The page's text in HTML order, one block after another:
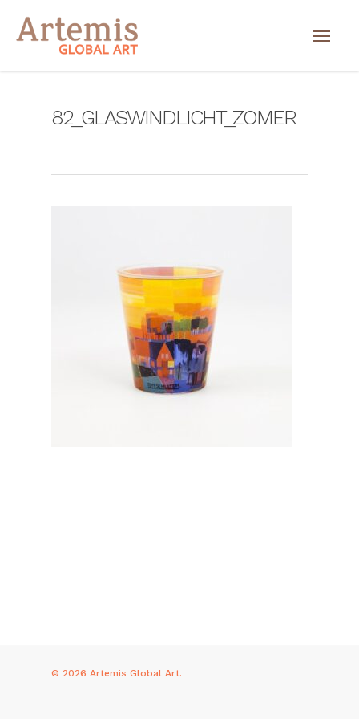
82_GLASWINDLICHT_ZOMER
© 2026 Artemis Global Art.